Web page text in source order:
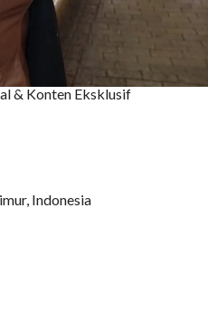
& Konten Eksklusif
Indonesia